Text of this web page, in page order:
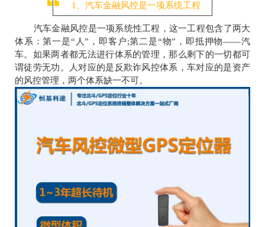
1、汽车金融风控是一项系统工程
汽车金融风控是一项系统性工程，这一工程包含了两大
体系：第一是“人”，即客户;第二是“物”，即抵押物——汽
车。如果两者都无法进行体系的管理，那么剩下的一切都可
谓徒劳无功。人对应的是反欺诈风控体系，车对应的是资产
的风控管理，两个体系缺一不可。